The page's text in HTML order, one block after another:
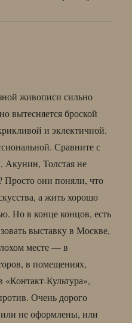
живописи сильно
вытесняется броской
и эклектичной.
Сравните с
Акунин, Толстая не
Просто они поняли, что
а жить хорошо
Но в конце концов, есть
выставку в Москве,
месте — в
в помещениях,
«Контакт-Культура»,
Очень дорого
не оформлены, или